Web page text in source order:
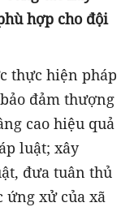
hợp cho đội
thực hiện pháp
đảm thượng
cao hiệu quả
luật; xây
đưa tuân thủ
ứng xử của xã